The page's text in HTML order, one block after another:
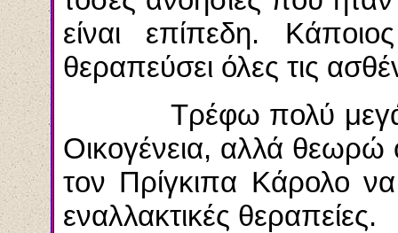
είναι επίπεδη.
θεραπεύσει όλες τις
Τρέφω πολύ μεγάλη
Οικογένεια, αλλά θεωρώ
τον Πρίγκιπα Κάρολο να
εναλλακτικές θεραπείες.